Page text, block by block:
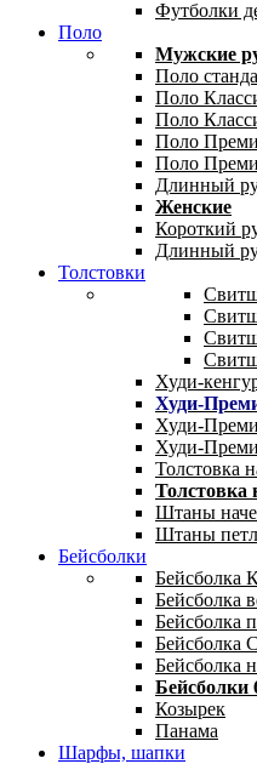
Футболки
Поло
Мужские
Поло
Поло
Поло
Поло
Поло
Длинный
Женские
Короткий
Длинный
Толстовки
Худи-
Худи-
Худи-
Худи-
Толстовка
Толстовка
Штаны
Штаны
Бейсболки
Бейсболка
Бейсболка
Бейсболка
Бейсболка
Бейсболка
Бейсболки
Козырек
Панама
Шарфы, шапки